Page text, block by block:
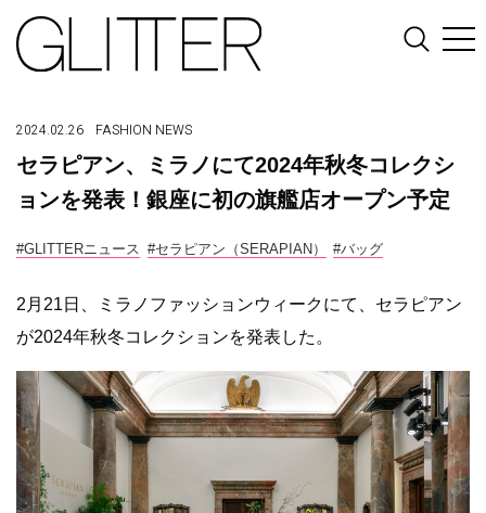
2024.02.26 FASHION NEWS
セラピアン、ミラノにて2024年秋冬コレクシ
ョンを発表！銀座に初の旗艦店オープン予定
#GLITTERニュース #セラピアン（SERAPIAN） #バッグ
2月21日、ミラノファッションウィークにて、セラピアン
が2024年秋冬コレクションを発表した。